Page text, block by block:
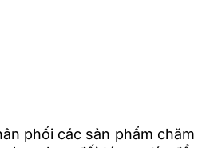
phối các sản phẩm